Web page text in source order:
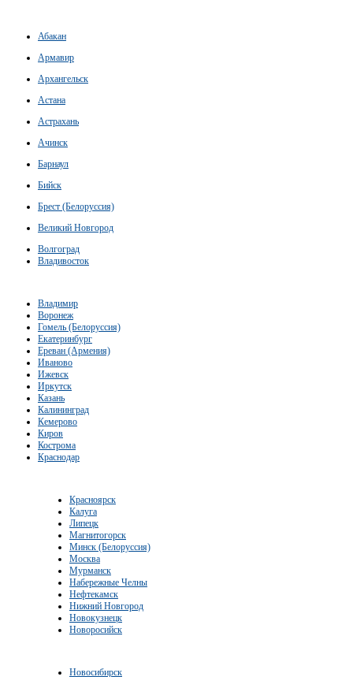
Абакан
Армавир
Архангельск
Астана
Астрахань
Ачинск
Барнаул
Бийск
Брест (Белоруссия)
Великий Новгород
Волгоград
Владивосток
Владимир
Воронеж
Гомель (Белоруссия)
Екатеринбург
Ереван (Армения)
Иваново
Ижевск
Иркутск
Казань
Калининград
Кемерово
Киров
Кострома
Краснодар
Красноярск
Калуга
Липецк
Магнитогорск
Минск (Белоруссия)
Москва
Мурманск
Набережные Челны
Нефтекамск
Нижний Новгород
Новокузнецк
Новоросийск
Новосибирск